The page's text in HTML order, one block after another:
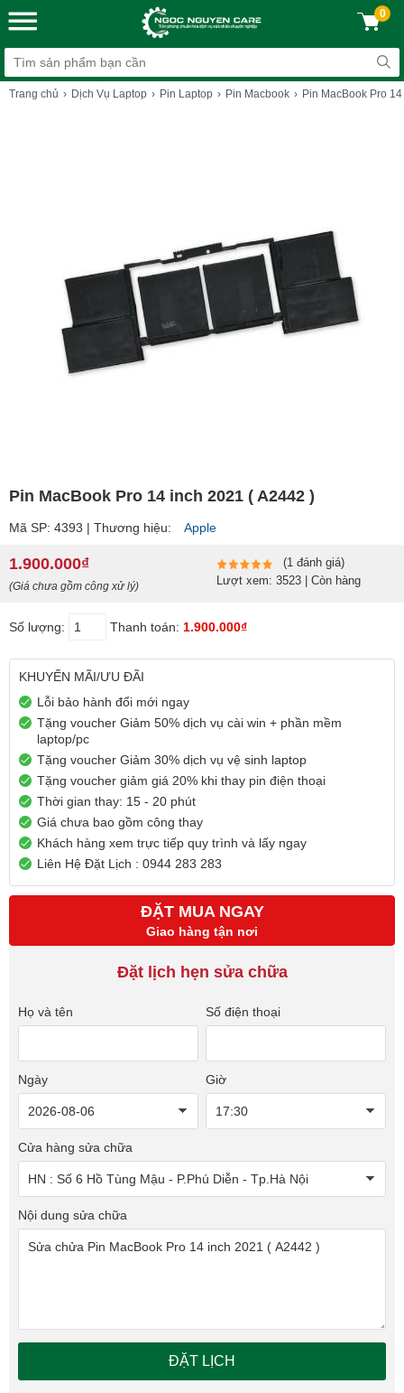
0
Trang chủ Dịch Vụ Laptop Pin Laptop Pin Macbook Pin MacBook Pro
Pin MacBook Pro 14 inch 2021 ( A2442 )
Mã SP: 4393 | Thương hiệu: Apple
1.900.000₫
(Giá chưa gồm công xử lý)
(1 đánh giá)
Lượt xem: 3523 | Còn hàng
Số lượng: Thanh toán: 1.900.000₫
KHUYẾN MÃI/ƯU ĐÃI
Lỗi bảo hành đổi mới ngay
Tặng voucher Giảm 50% dịch vụ cài win + phần mềm
laptop/pc
Tặng voucher Giảm 30% dịch vụ vệ sinh laptop
Tặng voucher giảm giá 20% khi thay pin điện thoại
Thời gian thay: 15 - 20 phút
Giá chưa bao gồm công thay
Khách hàng xem trực tiếp quy trình và lấy ngay
Liên Hệ Đặt Lịch : 0944 283 283
ĐẶT MUA NGAY
Giao hàng tận nơi
Đặt lịch hẹn sửa chữa
Họ và tên Số điện thoại
Ngày Giờ
Cửa hàng sửa chữa
Nội dung sửa chữa
ĐẶT LỊCH